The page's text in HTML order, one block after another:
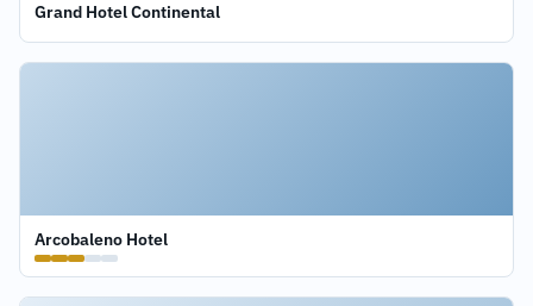
Grand Hotel Continental
Arcobaleno Hotel